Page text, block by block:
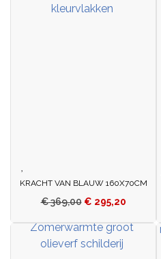
KRACHT VAN BLAUW 160X70CM
€369,00 € 295,20